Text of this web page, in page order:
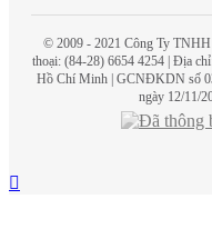
© 2009 - 2021 Công Ty
thoại: (84-28) 6654 4254 | Địa
Hồ Chí Minh | GCNĐKDN số
ngày 12/11/